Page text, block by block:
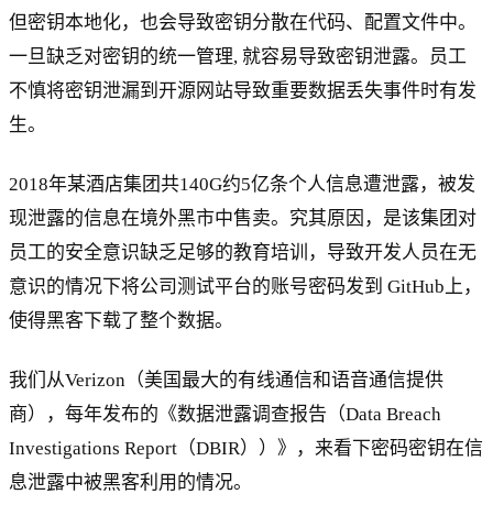
但密钥本地化，也会导致密钥分散在代码、配置文件中。
一旦缺乏对密钥的统一管理, 就容易导致密钥泄露。员工
不慎将密钥泄漏到开源网站导致重要数据丢失事件时有发
生。
2018年某酒店集团共140G约5亿条个人信息遭泄露，被发
现泄露的信息在境外黑市中售卖。究其原因，是该集团对
员工的安全意识缺乏足够的教育培训，导致开发人员在无
意识的情况下将公司测试平台的账号密码发到 GitHub上，
使得黑客下载了整个数据。
我们从Verizon（美国最大的有线通信和语音通信提供
商），每年发布的《数据泄露调查报告（Data Breach
Investigations Report（DBIR））》，来看下密码密钥在信
息泄露中被黑客利用的情况。